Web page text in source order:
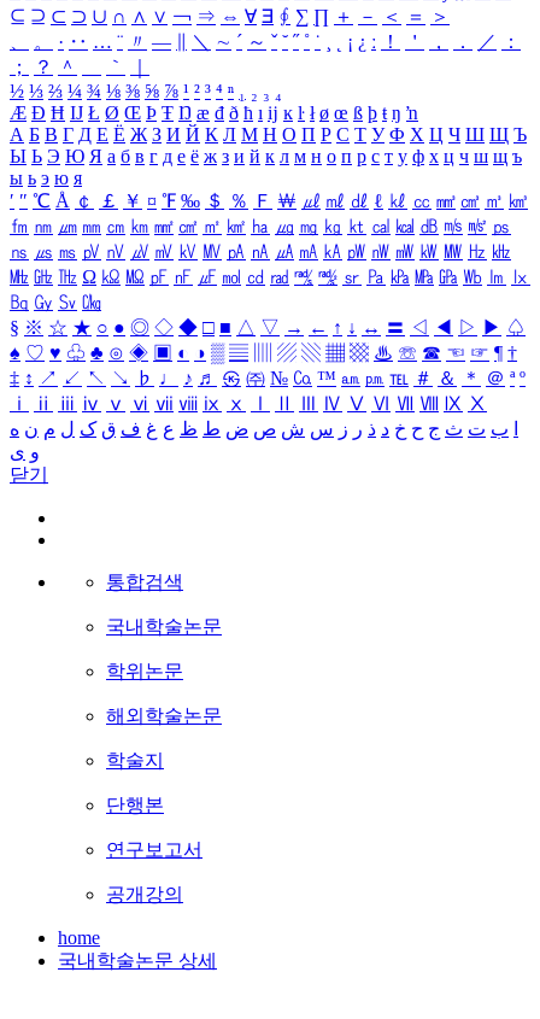
⊆ ⊇ ⊂ ⊃ ∪ ∩ ∧ ∨ ￢ ⇒ ⇔ ∀ ∃ ∮ ∑ ∏ ＋ － ＜ ＝
＞
、
。 · ‥ … ¨ 〃 ― ＼ ∼ ´ ～ ˇ ˘ ˝ ˚ ˙ ¸ ¡ ¿ ː ！ ＇ ， ． ／
：
；
？ ＾ ｀
½ ⅓ ⅔ ¼ ¾ ⅛ ⅜ ⅝ ⅞ ¹ ² ³ ⁴ ⁿ ₁ ₂ ₃ ₄
Æ Ð Ħ Ĳ Ł Ø Œ Þ Ŧ Ŋ æ đ ð ħ ı ĳ ĸ ŀ ł ø œ ß þ ŧ ŋ ŉ
А Б В Г Д Е Ё Ж З И Й К Л М Н О П Р С Т У Ф Х Ц Ч Ш Щ Ъ
Ы Ь Э Ю Я а б в г д е ё ж з и й к л м н о п р с т у ф х ц ч ш щ ъ
ы ь э ю я
′ ″ ℃ Å ￠ ￡ ￥ ¤ ℉ ‰ ＄ ％ Ｆ ￦ ㎕ ㎖ ㎗ ℓ ㎘ ㏄ ㎣ ㎤ ㎥ ㎦
㎙ ㎚ ㎛ ㎜ ㎝ ㎞ ㎟ ㎠ ㎡ ㎢ ㏊ ㎍ ㎎ ㎏ ㏏ ㎈ ㎉ ㏈ ㎧ ㎨ ㎰
㎱ ㎲ ㎳ ㎴ ㎵ ㎶ ㎷ ㎸ ㎹ ㎀ ㎁ ㎂ ㎃ ㎄ ㎺ ㎻ ㎽ ㎾ ㎿ ㎐ ㎑
㎒ ㎓ ㎔ Ω ㏀ ㏁ ㎊ ㎋ ㎌ ㏖ ㏅ ㎭ ㎮ ㎯ ㏛ ㎩ ㎪ ㎫ ㎬ ㏝ ㏐
㏓
㏃ ㏉ ㏜ ㏆
§ ※ ☆ ★ ○ ● ◎ ◇ ◆ □ ■ △ ▽ → ← ↑ ↓ ↔ 〓 ◁ ◀ ▷ ▶ ♤
♠ ♡ ♥ ♧ ♣ ⊙ ◈ ▣ ◐ ◑ ▒ ▤ ▨ ▧ ▦ ▩ ♨ ☏ ☎ ☜ ☞ ¶ †
‡ ↕ ↗ ↙ ↖ ↘ ♭ ♩ ♪ ♬ ㉿ ㈜ № ㏇ ™ ㏂ ㏘ ℡ ＃ ＆ ＊ ＠ ª º
ⅰ
ⅱ ⅲ ⅳ ⅴ ⅵ ⅶ ⅷ ⅸ ⅹ Ⅳ Ⅴ Ⅵ Ⅶ Ⅷ Ⅸ Ⅹ
ب ت ث ج ح خ د ذ ر ز س ش ص ض ط ظ ع غ ف ق ک ل م ن ه
و ی
닫기
통합검색
국내학술논문
학위논문
해외학술논문
학술지
단행본
연구보고서
공개강의
home
국내학술논문 상세